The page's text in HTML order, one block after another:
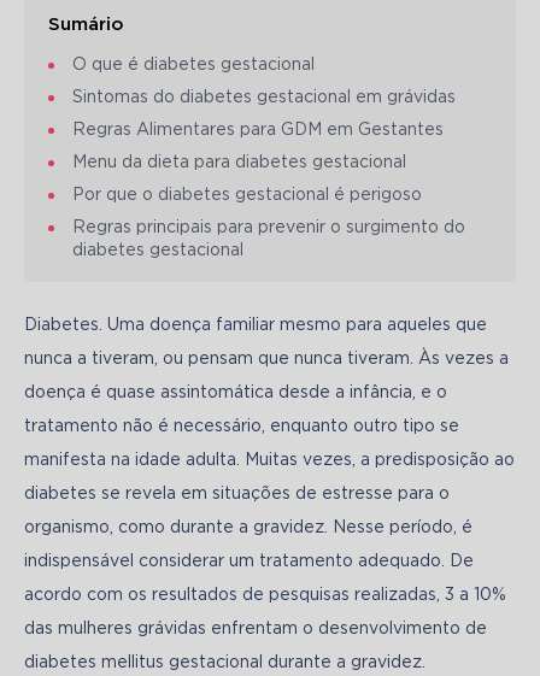
Sumário
O que é diabetes gestacional
Sintomas do diabetes gestacional em grávidas
Regras Alimentares para GDM em Gestantes
Menu da dieta para diabetes gestacional
Por que o diabetes gestacional é perigoso
Regras principais para prevenir o surgimento do
diabetes gestacional
Diabetes. Uma doença familiar mesmo para aqueles que
nunca a tiveram, ou pensam que nunca tiveram. Às vezes a
doença é quase assintomática desde a infância, e o
tratamento não é necessário, enquanto outro tipo se
manifesta na idade adulta. Muitas vezes, a predisposição ao
diabetes se revela em situações de estresse para o
organismo, como durante a gravidez. Nesse período, é
indispensável considerar um tratamento adequado. De
acordo com os resultados de pesquisas realizadas, 3 a 10%
das mulheres grávidas enfrentam o desenvolvimento de
diabetes mellitus gestacional durante a gravidez.